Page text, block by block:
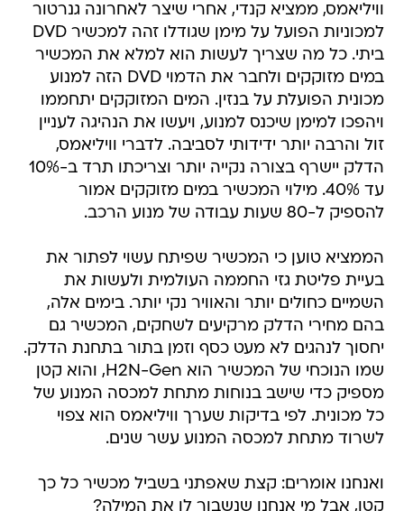
וויליאמס, ממציא קנדי, אחרי שיצר לאחרונה גנרטור
למכוניות הפועל על מימן שגודלו זהה למכשיר DVD
ביתי. כל מה שצריך לעשות הוא למלא את המכשיר
במים מזוקקים ולחבר את הדמוי DVD הזה למנוע
מכונית הפועלת על בנזין. המים המזוקקים יתחממו
ויהפכו למימן שיכנס למנוע, ויעשו את הנהיגה לעניין
זול והרבה יותר ידידותי לסביבה. לדברי וויליאמס,
הדלק יישרף בצורה נקייה יותר וצריכתו תרד ב-10%
עד 40%. מילוי המכשיר במים מזוקקים אמור
להספיק ל-80 שעות עבודה של מנוע הרכב.
הממציא טוען כי המכשיר שפיתח עשוי לפתור את
בעיית פליטת גזי החממה העולמית ולעשות את
השמיים כחולים יותר והאוויר נקי יותר. בימים אלה,
בהם מחירי הדלק מרקיעים לשחקים, המכשיר גם
יחסוך לנהגים לא מעט כסף וזמן בתור בתחנת הדלק.
שמו הנוכחי של המכשיר הוא H2N-Gen, והוא קטן
מספיק כדי שישב בנוחות מתחת למכסה המנוע של
כל מכונית. לפי בדיקות שערך וויליאמס הוא צפוי
לשרוד מתחת למכסה המנוע עשר שנים.
ואנחנו אומרים: קצת שאפתני בשביל מכשיר כל כך
קטן, אבל מי אנחנו שנשבור לו את המילה?